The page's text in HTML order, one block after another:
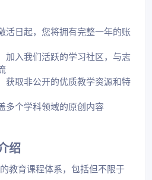
活日起，您将拥有完整一年的账
加入我们活跃的学习社区，与志
获取非公开的优质教学资源和特
多个学科领域的原创内容​
绍​
教育课程体系，包括但不限于